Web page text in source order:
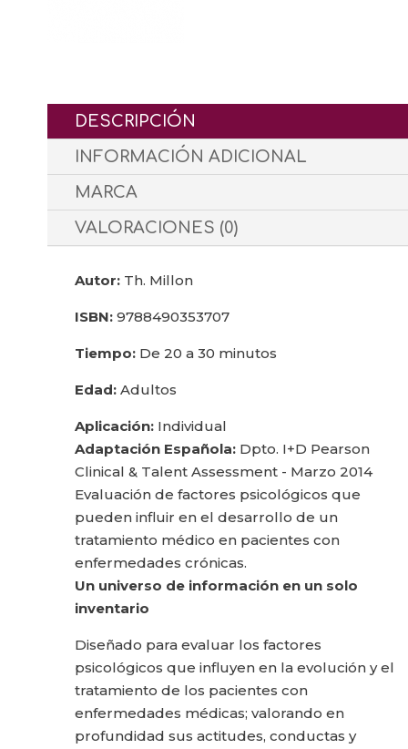
DESCRIPCIÓN
INFORMACIÓN ADICIONAL
MARCA
VALORACIONES (0)
Autor: Th. Millon
ISBN: 9788490353707
Tiempo: De 20 a 30 minutos
Edad: Adultos
Aplicación: Individual
Adaptación Española: Dpto. I+D Pearson
Clinical & Talent Assessment - Marzo 2014
Evaluación de factores psicológicos que
pueden influir en el desarrollo de un
tratamiento médico en pacientes con
enfermedades crónicas.
Un universo de información en un solo
inventario
Diseñado para evaluar los factores
psicológicos que influyen en la evolución y el
tratamiento de los pacientes con
enfermedades médicas; valorando en
profundidad sus actitudes, conductas y